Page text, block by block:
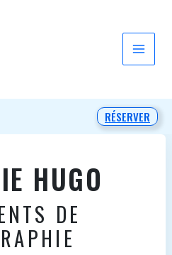
RÉSERVER
HUGO
DE